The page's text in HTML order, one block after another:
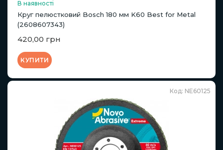
В наявності
Круг пелюстковий Bosch 180 мм K60 Best for Metal
(2608607343)
420,00 грн
КУПИТИ
Код: NE60125